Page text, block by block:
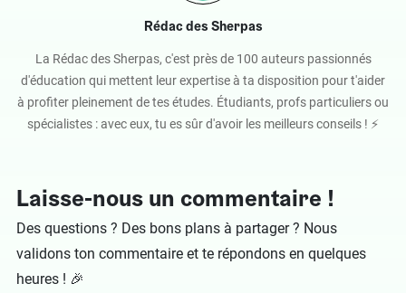
Rédac des Sherpas
La Rédac des Sherpas, c'est près de 100 auteurs passionnés
d'éducation qui mettent leur expertise à ta disposition pour t'aider
à profiter pleinement de tes études. Étudiants, profs particuliers ou
spécialistes : avec eux, tu es sûr d'avoir les meilleurs conseils ! ⚡️
Laisse-nous un commentaire !
Des questions ? Des bons plans à partager ? Nous
validons ton commentaire et te répondons en quelques
heures ! 🎉